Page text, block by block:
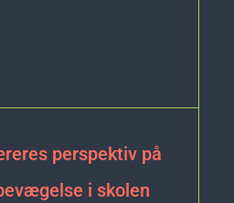
perspektiv på
i skolen